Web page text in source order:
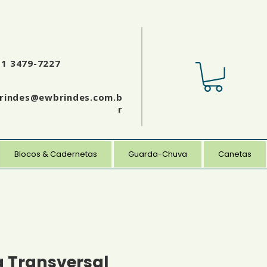
3479-7227
r
Blocos & Cadernetas Guarda-Chuva Canetas
Transversal